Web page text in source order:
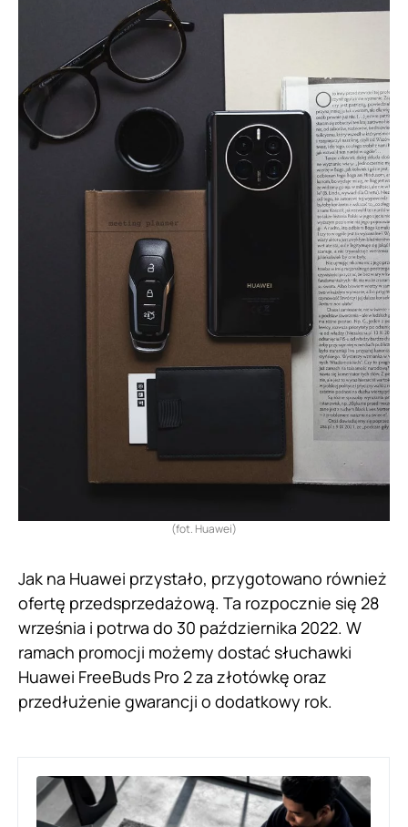
(fot. Huawei)
Jak na Huawei przystało, przygotowano również
ofertę przedsprzedażową. Ta rozpocznie się 28
września i potrwa do 30 października 2022. W
ramach promocji możemy dostać słuchawki
Huawei FreeBuds Pro 2 za złotówkę oraz
przedłużenie gwarancji o dodatkowy rok.